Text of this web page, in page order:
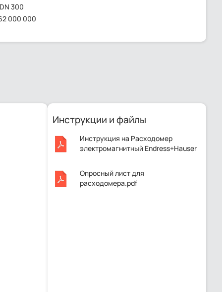
300
000 000
Инструкции и файлы
Инструкция на Расходомер
электромагнитный Endress+Hauser
Опросный лист для
расходомера.pdf